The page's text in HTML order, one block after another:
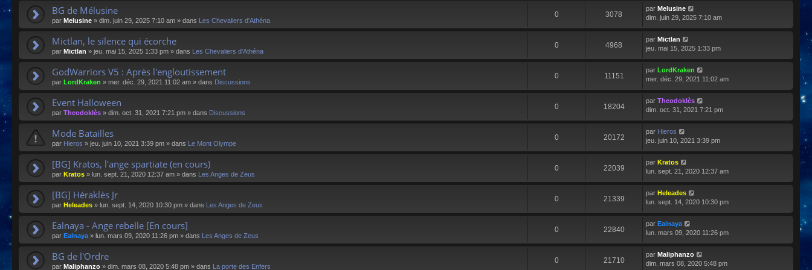
BG de Mélusine
par Melusine » dim. juin 29, 2025 7:10 am » dans Les Chevaliers d'Athéna
0 3078
par Melusine
dim. juin 29, 2025 7:10 am
Mictlan, le silence qui écorche
par Mictlan » jeu. mai 15, 2025 1:33 pm » dans Les Chevaliers d'Athéna
0 4968
par Mictlan
jeu. mai 15, 2025 1:33 pm
GodWarriors V5 : Après l'engloutissement
par LordKraken » mer. déc. 29, 2021 11:02 am » dans Discussions
0 11151
par LordKraken
mer. déc. 29, 2021 11:02 am
Event Halloween
par Theodoklès » dim. oct. 31, 2021 7:21 pm » dans Discussions
0 18204
par Theodoklès
dim. oct. 31, 2021 7:21 pm
Mode Batailles
par Hieros » jeu. juin 10, 2021 3:39 pm » dans Le Mont Olympe
0 20172
par Hieros
jeu. juin 10, 2021 3:39 pm
[BG] Kratos, l'ange spartiate (en cours)
par Kratos » lun. sept. 21, 2020 12:37 am » dans Les Anges de Zeus
0 22039
par Kratos
lun. sept. 21, 2020 12:37 am
[BG] Héraklès Jr
par Heleades » lun. sept. 14, 2020 10:30 pm » dans Les Anges de Zeus
0 21339
par Heleades
lun. sept. 14, 2020 10:30 pm
Ealnaya - Ange rebelle [En cours]
par Ealnaya» lun. mars 09, 2020 11:26 pm » dans Les Anges de Zeus
0 22840
par Ealnaya
lun. mars 09, 2020 11:26 pm
BG de l'Ordre
par Maliphanzo » dim. mars 08, 2020 5:48 pm » dans La porte des Enfers
0 21710
par Maliphanzo
dim. mars 08, 2020 5:48 pm